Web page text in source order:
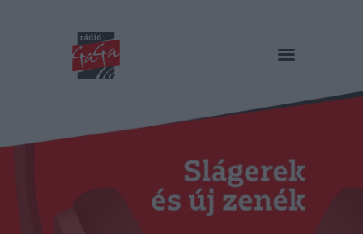
RÁDIÓ GAGA
Műsorok
Duma Duba
Podcast és videók